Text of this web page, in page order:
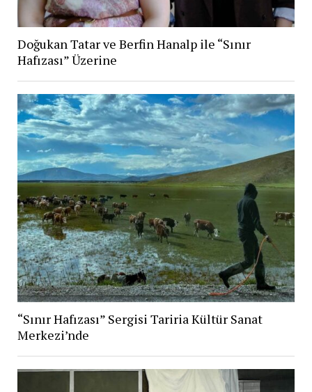
Doğukan Tatar ve Berfin Hanalp ile “Sınır
Hafızası” Üzerine
“Sınır Hafızası” Sergisi Tariria Kültür Sanat
Merkezi’nde